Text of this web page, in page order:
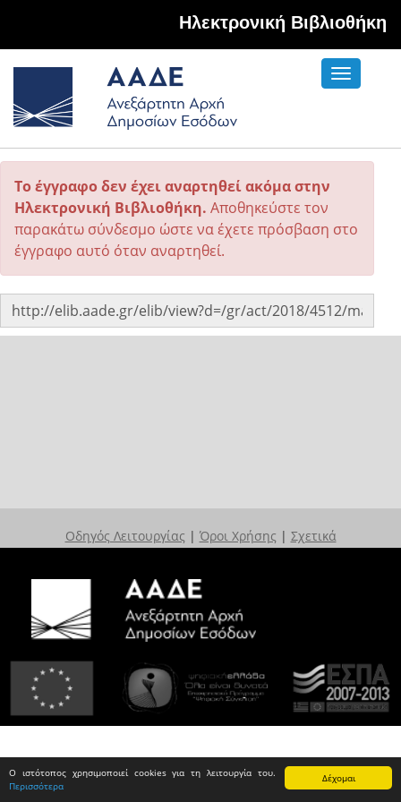
Δέχομαι
Ο ιστότοπος χρησιμοποιεί cookies για τη λειτουργία του.
Περισσότερα
Hλεκτρονική Βιβλιοθήκη
Toggle
Το έγγραφο δεν έχει αναρτηθεί ακόμα στην
Ηλεκτρονική Βιβλιοθήκη. Αποθηκεύστε τον
παρακάτω σύνδεσμο ώστε να έχετε πρόσβαση στο
έγγραφο αυτό όταν αναρτηθεί.
Οδηγός Λειτουργίας | Όροι Χρήσης | Σχετικά